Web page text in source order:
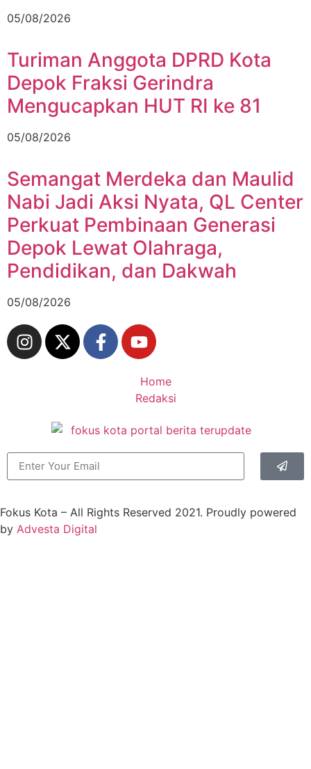
05/08/2026
Turiman Anggota DPRD Kota
Depok Fraksi Gerindra
Mengucapkan HUT RI ke 81
05/08/2026
Semangat Merdeka dan Maulid
Nabi Jadi Aksi Nyata, QL Center
Perkuat Pembinaan Generasi
Depok Lewat Olahraga,
Pendidikan, dan Dakwah
05/08/2026
Home
Redaksi
Fokus Kota – All Rights Reserved 2021. Proudly powered
by Advesta Digital